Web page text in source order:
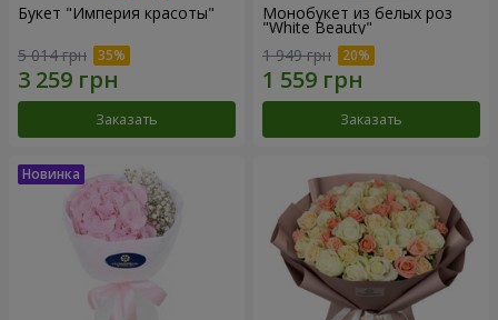
Букет "Империя красоты"
5 014 грн
Заказать
Монобукет из белых роз
"White Beauty"
1 949 грн
Заказать